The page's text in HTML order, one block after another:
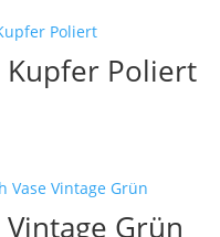
Kupfer Poliert
Vintage Grün